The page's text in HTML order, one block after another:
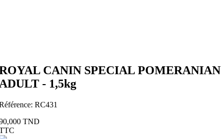
CANIN SPECIAL POMERANIAN
- 1,5kg
RC431
TND